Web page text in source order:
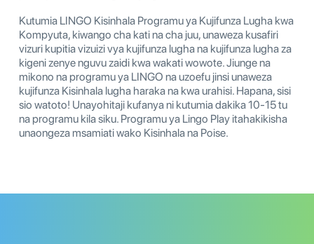
Kutumia LINGO Kisinhala Programu ya Kujifunza Lugha kwa
Kompyuta, kiwango cha kati na cha juu, unaweza kusafiri
vizuri kupitia vizuizi vya kujifunza lugha na kujifunza lugha za
kigeni zenye nguvu zaidi kwa wakati wowote. Jiunge na
mikono na programu ya LINGO na uzoefu jinsi unaweza
kujifunza Kisinhala lugha haraka na kwa urahisi. Hapana, sisi
sio watoto! Unayohitaji kufanya ni kutumia dakika 10-15 tu
na programu kila siku. Programu ya Lingo Play itahakikisha
unaongeza msamiati wako Kisinhala na Poise.